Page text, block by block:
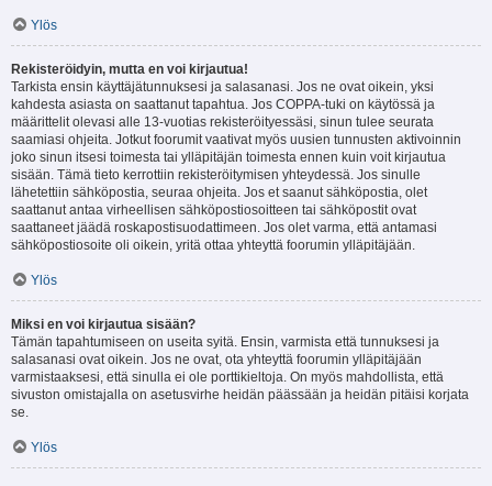
Ylös
Rekisteröidyin, mutta en voi kirjautua!
Tarkista ensin käyttäjätunnuksesi ja salasanasi. Jos ne ovat oikein, yksi
kahdesta asiasta on saattanut tapahtua. Jos COPPA-tuki on käytössä ja
määrittelit olevasi alle 13-vuotias rekisteröityessäsi, sinun tulee seurata
saamiasi ohjeita. Jotkut foorumit vaativat myös uusien tunnusten aktivoinnin
joko sinun itsesi toimesta tai ylläpitäjän toimesta ennen kuin voit kirjautua
sisään. Tämä tieto kerrottiin rekisteröitymisen yhteydessä. Jos sinulle
lähetettiin sähköpostia, seuraa ohjeita. Jos et saanut sähköpostia, olet
saattanut antaa virheellisen sähköpostiosoitteen tai sähköpostit ovat
saattaneet jäädä roskapostisuodattimeen. Jos olet varma, että antamasi
sähköpostiosoite oli oikein, yritä ottaa yhteyttä foorumin ylläpitäjään.
Ylös
Miksi en voi kirjautua sisään?
Tämän tapahtumiseen on useita syitä. Ensin, varmista että tunnuksesi ja
salasanasi ovat oikein. Jos ne ovat, ota yhteyttä foorumin ylläpitäjään
varmistaaksesi, että sinulla ei ole porttikieltoja. On myös mahdollista, että
sivuston omistajalla on asetusvirhe heidän päässään ja heidän pitäisi korjata
se.
Ylös